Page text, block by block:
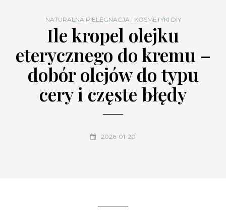
NATURALNA PIELĘGNACJA I KOSMETYKI DIY
Ile kropel olejku
eterycznego do kremu –
dobór olejów do typu
cery i częste błędy
2026-01-20